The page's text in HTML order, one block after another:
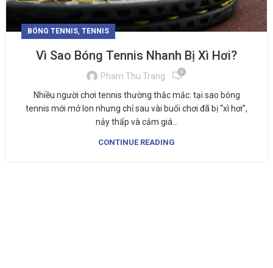
BÓNG TENNIS, TENNIS
Vì Sao Bóng Tennis Nhanh Bị Xì Hơi?
Pham Thu Trang 0
Nhiều người chơi tennis thường thắc mắc: tại sao bóng
tennis mới mở lon nhưng chỉ sau vài buổi chơi đã bị “xì hơi”,
nảy thấp và cảm giá...
CONTINUE READING